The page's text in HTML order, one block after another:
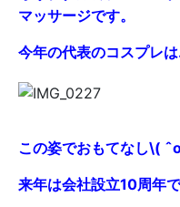
マッサージです。
今年の代表のコスプレ
この姿でおもてなし\(
来年は会社設立10周年